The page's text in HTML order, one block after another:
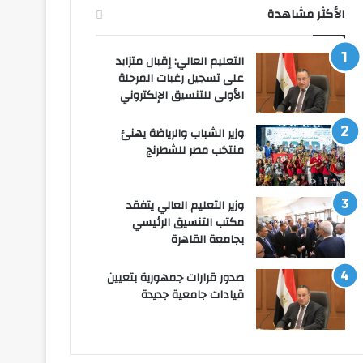
الأكثر مشاهدة
التعليم العالي: إقبال متزايد
على تسجيل رغبات المرحلة
الأولى للتنسيق الإلكتروني
وزير الشباب والرياضة يهنئ
منتخب مصر للشطرنج
وزير التعليم العالي يتفقد
مكتب التنسيق الرئيسي
بجامعة القاهرة
صدور قرارات جمهورية بتعيين
قيادات جامعية جديدة